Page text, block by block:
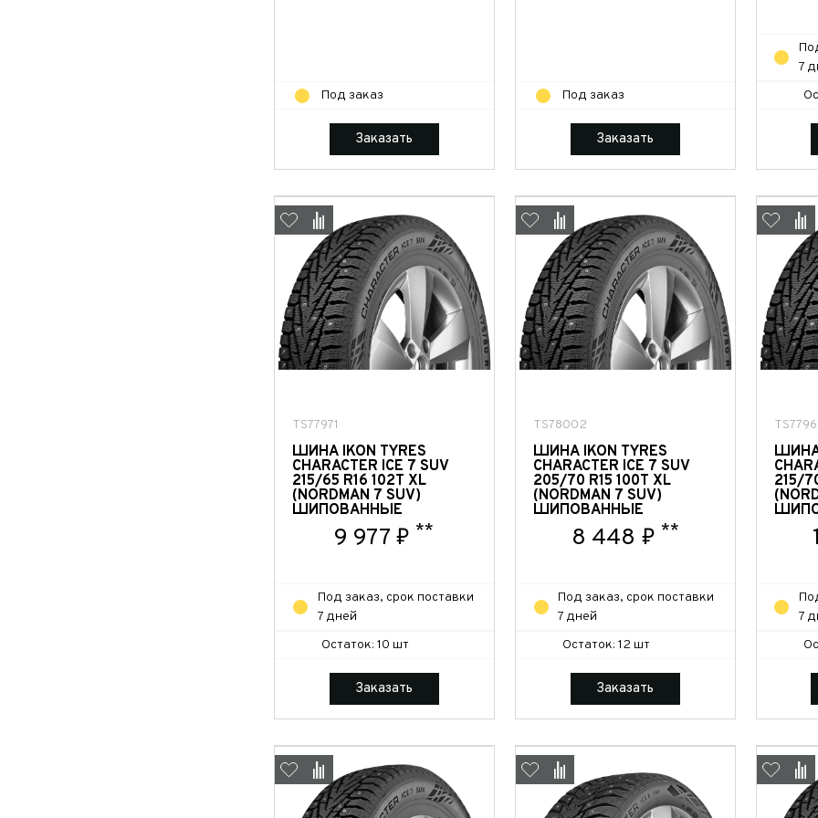
Под заказ
Заказать
Под заказ
Заказать
7
TS77971
ШИНА IKON TYRES
CHARACTER ICE 7 SUV
215/65 R16 102T XL
(NORDMAN 7 SUV)
ШИПОВАННЫЕ
9 977 ₽ **
Под заказ, срок поставки
7 дней
Остаток: 10 шт
Заказать
TS78002
ШИНА IKON TYRES
CHARACTER ICE 7 SUV
205/70 R15 100T XL
(NORDMAN 7 SUV)
ШИПОВАННЫЕ
8 448 ₽ **
Под заказ, срок поставки
7 дней
Остаток: 12 шт
Заказать
ШИНА
215/
7